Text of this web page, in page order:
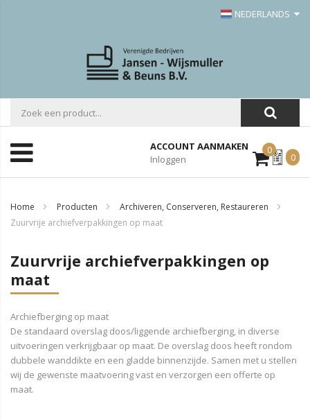
NEDERLANDS
ACCOUNT AANMAKEN
Inloggen
0Mijn
Offerte
0
Home Producten
Archiveren, Conserveren, Restaureren
Zuurvrije archiefverpakkingen op maat
Zuurvrije archiefverpakkingen op
maat
Archiefberging op maat
De standaard overslag doos/liggende archiefberging, in diverse
uitvoeringen verkrijgbaar op maat. De overslag doos heeft rondom
dubbele wanddikte en een gladde binnenzijde. Samen met u stellen
wij de gewenste maatvoering vast en verzorgen een offerte op
maat.